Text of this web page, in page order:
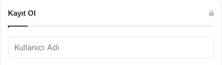
Kayıt Ol